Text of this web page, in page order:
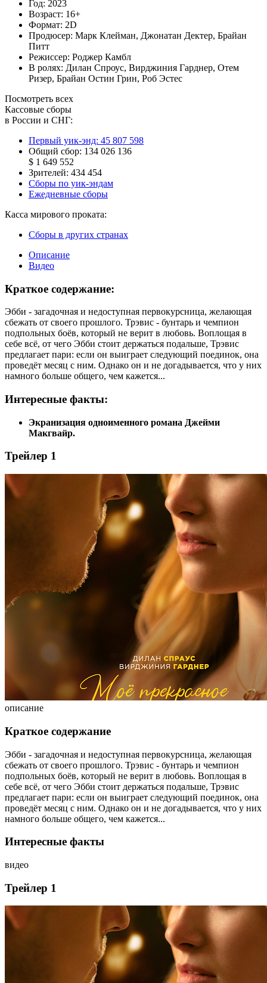
Год: 2023
Возраст: 16+
Формат: 2D
Продюсер: Марк Клейман, Джонатан Дектер, Брайан
Питт
Режиссер: Роджер Камбл
В ролях: Дилан Спроус, Вирджиния Гарднер, Отем
Ризер, Брайан Остин Грин, Роб Эстес
Посмотреть всех
Кассовые сборы
в России и СНГ:
Первый уик-энд: 45 807 598
Общий сбор: 134 026 136
$ 1 649 552
Зрителей: 434 454
Сборы по уик-эндам
Ежедневные сборы
Касса мирового проката:
Сборы в других странах
Описание
Видео
Краткое содержание:
Эбби - загадочная и недоступная первокурсница, желающая
сбежать от своего прошлого. Трэвис - бунтарь и чемпион
подпольных боёв, который не верит в любовь. Воплощая в
себе всё, от чего Эбби стоит держаться подальше, Трэвис
предлагает пари: если он выиграет следующий поединок, она
проведёт месяц с ним. Однако он и не догадывается, что у них
намного больше общего, чем кажется...
Интересные факты:
Экранизация одноименного романа Джейми
Макгвайр.
Трейлер 1
описание
Краткое содержание
Эбби - загадочная и недоступная первокурсница, желающая
сбежать от своего прошлого. Трэвис - бунтарь и чемпион
подпольных боёв, который не верит в любовь. Воплощая в
себе всё, от чего Эбби стоит держаться подальше, Трэвис
предлагает пари: если он выиграет следующий поединок, она
проведёт месяц с ним. Однако он и не догадывается, что у них
намного больше общего, чем кажется...
Интересные факты
видео
Трейлер 1